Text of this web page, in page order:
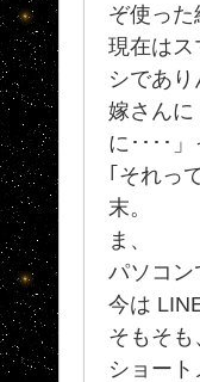
ぞ使った
現在はス
シであり
嫁さんに
に････
｢それっ
末。
ま、
パソコン
今は
そもそも
ショー